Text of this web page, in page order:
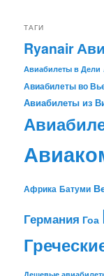
ТАГИ
Ryanair
Авиабилеты в Дели
Авиабилеты во
Авиабилеты из
Африка Батуми
Германия Гоа